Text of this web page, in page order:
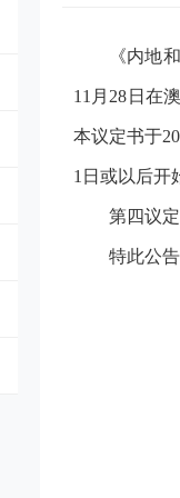
《内地
11月28日在
本议定书于
1日或以后开
第四议
特此公